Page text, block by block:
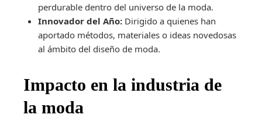
perdurable dentro del universo de la moda.
Innovador del Año: Dirigido a quienes han
aportado métodos, materiales o ideas novedosas
al ámbito del diseño de moda.
Impacto en la industria de
la moda